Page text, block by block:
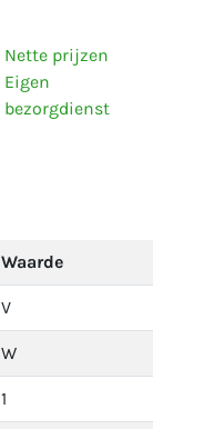
Nette prijzen
Eigen
bezorgdienst
Waarde
V
W
1